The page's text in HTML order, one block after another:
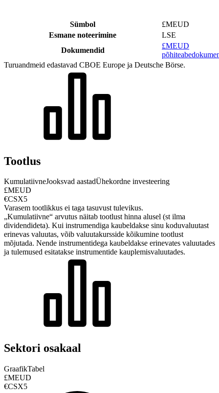
Sümbol
£MEUD
Esmane noteerimine
LSE
Dokumendid
£MEUD
Turuandmeid edastavad CBOE Europe ja Deutsche Börse.
Tootlus
KumulatiivneJooksvad aastadÜhekordne investeering
£MEUD
€CSX5
Varasem tootlikkus ei taga tasuvust tulevikus.
„Kumulatiivne“ arvutus näitab tootlust hinna alusel (st ilma
dividendideta). Kui instrumendiga kaubeldakse sinu koduvaluutast
erinevas valuutas, võib valuutakursside kõikumine tootlust
mõjutada. Nende instrumentidega kaubeldakse erinevates valuutades
ja tulemused esitatakse instrumentide kauplemisvaluutades.
Sektori osakaal
GraafikTabel
£MEUD
€CSX5